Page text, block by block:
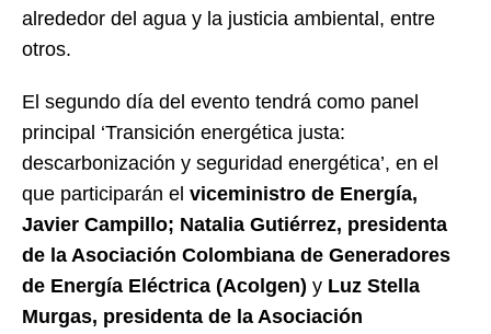
alrededor del agua y la justicia ambiental, entre
otros.
El segundo día del evento tendrá como panel
principal ‘Transición energética justa:
descarbonización y seguridad energética’, en el
que participarán el viceministro de Energía,
Javier Campillo; Natalia Gutiérrez, presidenta
de la Asociación Colombiana de Generadores
de Energía Eléctrica (Acolgen) y Luz Stella
Murgas, presidenta de la Asociación